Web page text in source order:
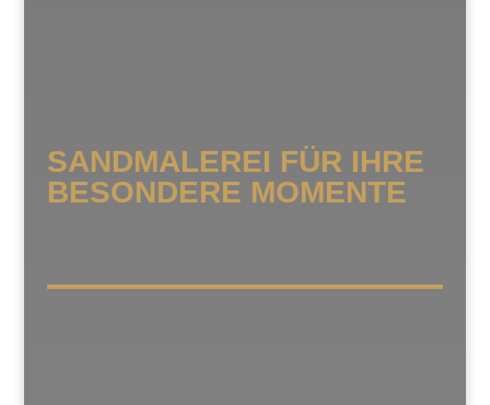
SANDMALEREI FÜR IHRE
BESONDERE MOMENTE